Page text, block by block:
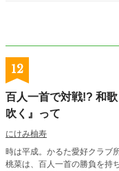
12
百人一首で対戦!? 和
吹く』って
にけみ柚寿
時は平成。かるた愛好クラブ
桃菜は、百人一首の勝負を持